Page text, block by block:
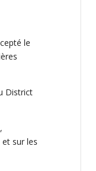
le
District
sur les